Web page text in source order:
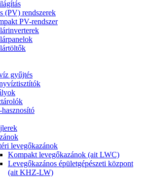
(PV) rendszerek
PV-rendszer
gyűjtés
levegőkazánok
Kompakt levegőkazánok (ait LWC)
Levegőkazános épületgépészeti központ
(ait KHZ-LW)